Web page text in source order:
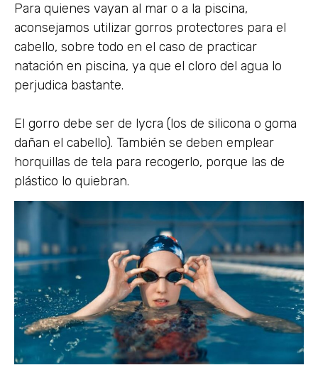
Para quienes vayan al mar o a la piscina,
aconsejamos utilizar gorros protectores para el
cabello, sobre todo en el caso de practicar
natación en piscina, ya que el cloro del agua lo
perjudica bastante.
El gorro debe ser de lycra (los de silicona o goma
dañan el cabello). También se deben emplear
horquillas de tela para recogerlo, porque las de
plástico lo quiebran.